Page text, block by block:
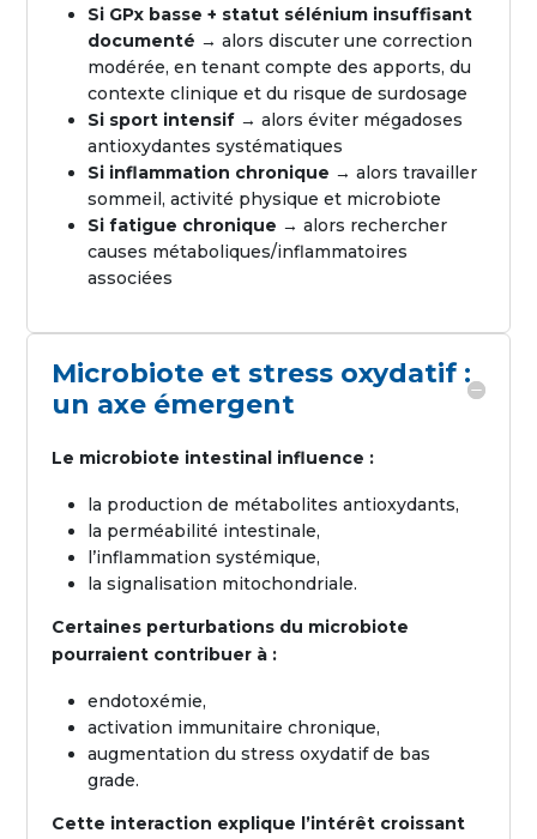
Si GPx basse + statut sélénium insuffisant
documenté → alors discuter une correction
modérée, en tenant compte des apports, du
contexte clinique et du risque de surdosage
Si sport intensif →alors éviter mégadoses
antioxydantes systématiques
Si inflammation chronique → alors travailler
sommeil, activité physique et microbiote
Si fatigue chronique → alors rechercher
causes métaboliques/inflammatoires
associées
Microbiote et stress oxydatif :
un axe émergent
Le microbiote intestinal influence :
la production de métabolites antioxydants,
la perméabilité intestinale,
l’inflammation systémique,
la signalisation mitochondriale.
Certaines perturbations du microbiote
pourraient contribuer à :
endotoxémie,
activation immunitaire chronique,
augmentation du stress oxydatif de bas
grade.
Cette interaction explique l’intérêt croissant